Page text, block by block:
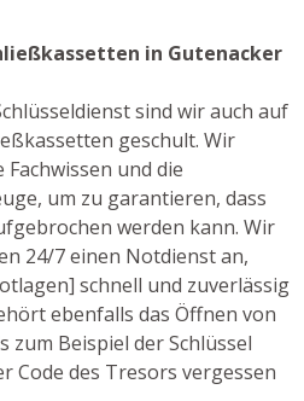
in Gutenacker
sind wir auch auf
geschult. Wir
und die
um zu garantieren, dass
werden kann. Wir
24/7 einen Notdienst an,
schnell und zuverlässig
ebenfalls das Öffnen von
zum Beispiel der Schlüssel
Code des Tresors vergessen